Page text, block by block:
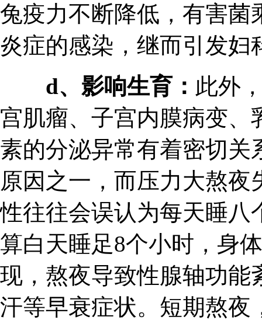
兔疫力不断降低，有害菌
炎症的感染，继而引发妇
d、影响生育： 此外
宫肌瘤、子宫内膜病变、
素的分泌异常有着密切关
原因之一，而压力大熬
性往往会误认为每天睡八
算白天睡足8个小时，身
现，熬夜导致性腺轴功能
汗等早衰症状。短期熬夜